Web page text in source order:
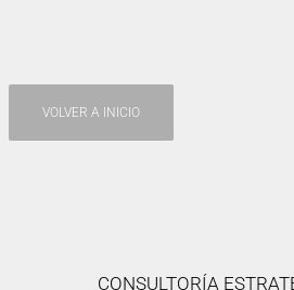
VOLVER A INICIO
CONSULTORÍA